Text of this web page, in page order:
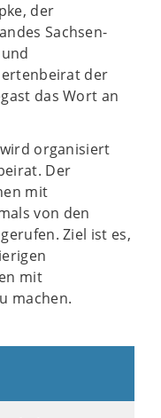
der
Sachsen-
der
das Wort an
organisiert
Der
mit
von den
Ziel ist es,
mit
machen.